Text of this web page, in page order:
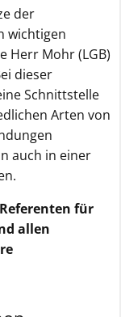
der
wichtigen
Herr Mohr (LGB)
dieser
Schnittstelle
Arten von
auch in einer
für
allen